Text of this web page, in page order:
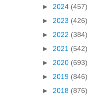
► 2024 (457)
► 2023 (426)
► 2022 (384)
► 2021 (542)
► 2020 (693)
► 2019 (846)
► 2018 (876)